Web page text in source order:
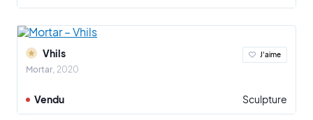
Vhils
Mortar 2020
J'aime
Vendu Sculpture